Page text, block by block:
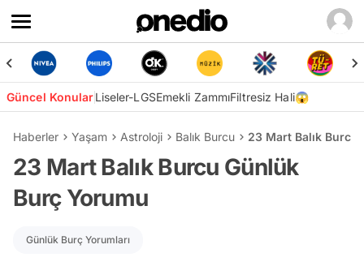
Güncel KonularLiseler-LGSEmekli ZammıFiltresiz Hali😱
Haberler Yaşam Astroloji Balık Burcu 23 Mart Balık
23 Mart Balık Burcu Günlük
Burç Yorumu
Günlük Burç Yorumları